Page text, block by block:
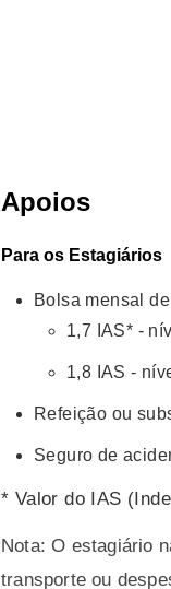
Apoios
Para os Estagiários
Bolsa mensal
1,7 IAS* -
1,8 IAS -
Refeição ou
Seguro de
* Valor do IAS
Nota: O estagiário
transporte ou